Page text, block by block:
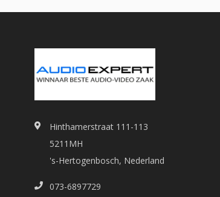
Hinthamerstraat 111-113
5211MH
's-Hertogenbosch, Nederland
073-6897729